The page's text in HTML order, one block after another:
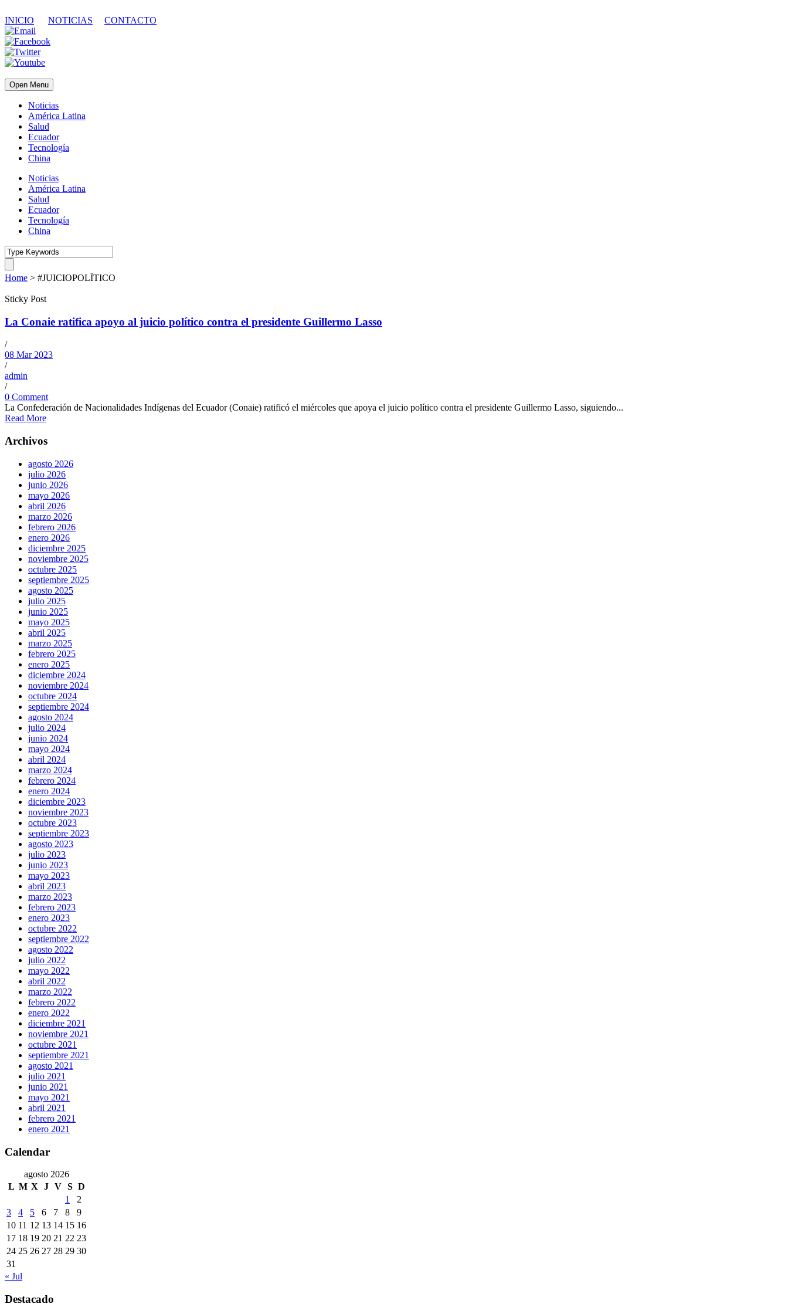
INICIO NOTICIAS CONTACTO
Open Menu
Noticias
América Latina
Salud
Ecuador
Tecnología
China
Noticias
América Latina
Salud
Ecuador
Tecnología
China
Home > #JUICIOPOLÏTICO
Sticky Post
La Conaie ratifica apoyo al juicio político contra el presidente Guillermo Lasso
/
08 Mar 2023
/
admin
/
0 Comment
La Confederación de Nacionalidades Indígenas del Ecuador (Conaie) ratificó el miércoles que apoya el juicio político contra el presidente Guillermo Lasso, siguiendo...
Read More
Archivos
agosto 2026
julio 2026
junio 2026
mayo 2026
abril 2026
marzo 2026
febrero 2026
enero 2026
diciembre 2025
noviembre 2025
octubre 2025
septiembre 2025
agosto 2025
julio 2025
junio 2025
mayo 2025
abril 2025
marzo 2025
febrero 2025
enero 2025
diciembre 2024
noviembre 2024
octubre 2024
septiembre 2024
agosto 2024
julio 2024
junio 2024
mayo 2024
abril 2024
marzo 2024
febrero 2024
enero 2024
diciembre 2023
noviembre 2023
octubre 2023
septiembre 2023
agosto 2023
julio 2023
junio 2023
mayo 2023
abril 2023
marzo 2023
febrero 2023
enero 2023
octubre 2022
septiembre 2022
agosto 2022
julio 2022
mayo 2022
abril 2022
marzo 2022
febrero 2022
enero 2022
diciembre 2021
noviembre 2021
octubre 2021
septiembre 2021
agosto 2021
julio 2021
junio 2021
mayo 2021
abril 2021
febrero 2021
enero 2021
Calendar
agosto 2026
L M X J V S D
1
2
3
4 5 6 7 8
9
10 11 12 13 14 15 16
17 18 19 20 21 22 23
24 25 26 27 28 29 30
31
« Jul
Destacado